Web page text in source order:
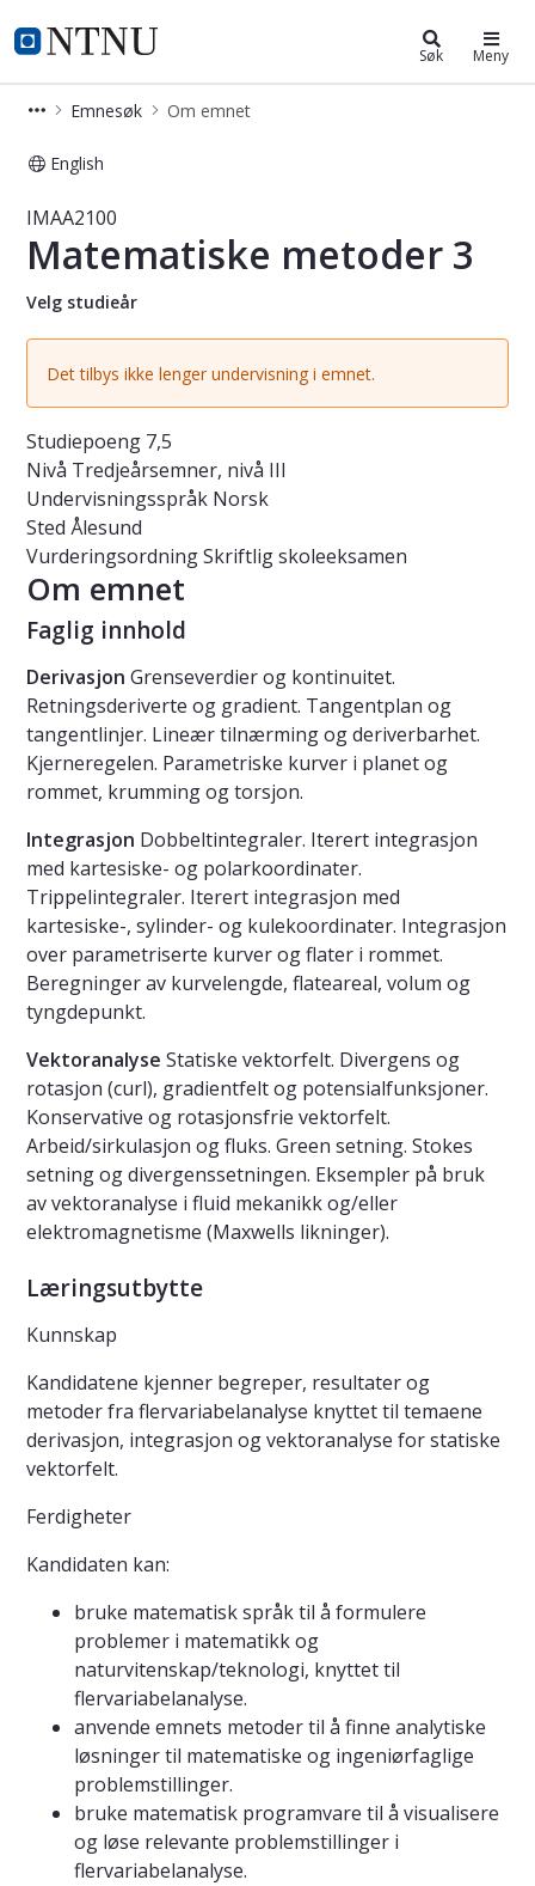
NTNU Hjemmeside
Studier Søk Meny
Emnesøk Om emnet
English
Emne - Matematiske metoder 3 -
IMAA2100
Matematiske metoder 3
Velg studieår
Det tilbys ikke lenger undervisning i emnet.
Studiepoeng 7,5
Nivå Tredjeårsemner, nivå III
Undervisningsspråk Norsk
Sted Ålesund
VurderingsordningSkriftlig skoleeksamen
Om emnet
Faglig innhold
Derivasjon Grenseverdier og kontinuitet.
Retningsderiverte og gradient. Tangentplan og
tangentlinjer. Lineær tilnærming og deriverbarhet.
Kjerneregelen. Parametriske kurver i planet og
rommet, krumming og torsjon.
Integrasjon Dobbeltintegraler. Iterert integrasjon
med kartesiske- og polarkoordinater.
Trippelintegraler. Iterert integrasjon med
kartesiske-, sylinder- og kulekoordinater. Integrasjon
over parametriserte kurver og flater i rommet.
Beregninger av kurvelengde, flateareal, volum og
tyngdepunkt.
Vektoranalyse Statiske vektorfelt. Divergens og
rotasjon (curl), gradientfelt og potensialfunksjoner.
Konservative og rotasjonsfrie vektorfelt.
Arbeid/sirkulasjon og fluks. Green setning. Stokes
setning og divergenssetningen. Eksempler på bruk
av vektoranalyse i fluid mekanikk og/eller
elektromagnetisme (Maxwells likninger).
Læringsutbytte
Kunnskap
Kandidatene kjenner begreper, resultater og
metoder fra flervariabelanalyse knyttet til temaene
derivasjon, integrasjon og vektoranalyse for statiske
vektorfelt.
Ferdigheter
Kandidaten kan:
bruke matematisk språk til å formulere
problemer i matematikk og
naturvitenskap/teknologi, knyttet til
flervariabelanalyse.
anvende emnets metoder til å finne analytiske
løsninger til matematiske og ingeniørfaglige
problemstillinger.
bruke matematisk programvare til å visualisere
og løse relevante problemstillinger i
flervariabelanalyse.